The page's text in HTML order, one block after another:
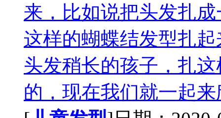
来，比如说把头发扎
这样的蝴蝶结发型扎
头发稍长的孩子，扎
的，现在我们就一起